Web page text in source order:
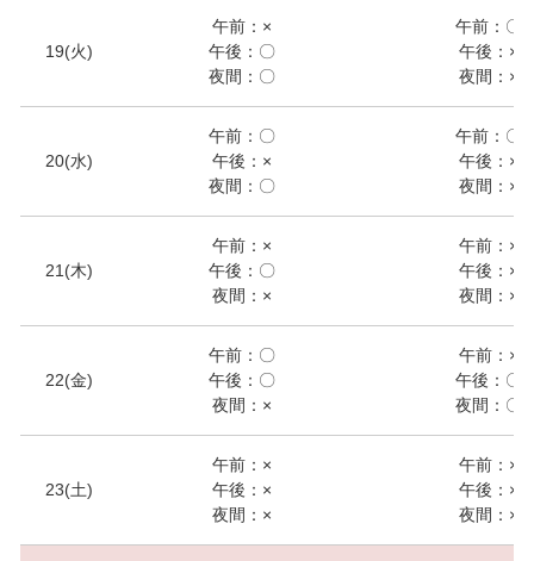
19(火)
午前：×
午後：〇
夜間：〇
午前：〇
午後：×
夜間：×
20(水)
午前：〇
午後：×
夜間：〇
午前：〇
午後：×
夜間：×
21(木)
午前：×
午後：〇
夜間：×
午前：×
午後：×
夜間：×
22(金)
午前：〇
午後：〇
夜間：×
午前：×
午後：〇
夜間：〇
23(土)
午前：×
午後：×
夜間：×
午前：×
午後：×
夜間：×